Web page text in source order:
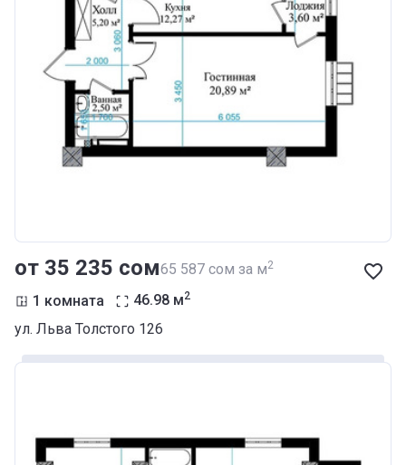
от ‍35 235 сом‍65 587 сом за м2
1 комната 46.98 м2
ул. Льва Толстого 126